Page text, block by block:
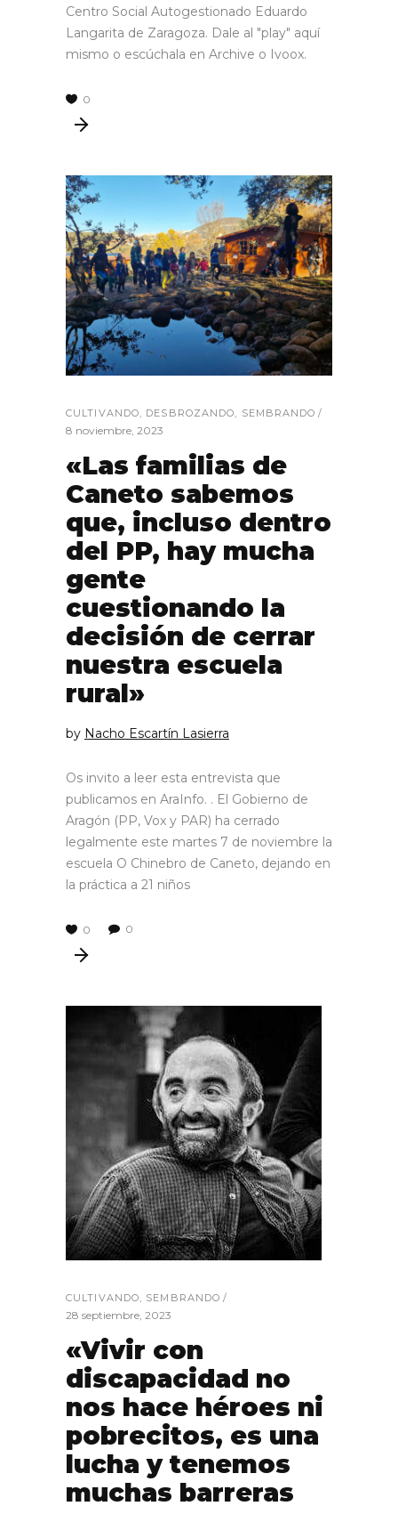
Centro Social Autogestionado Eduardo
Langarita de Zaragoza. Dale al "play" aquí
mismo o escúchala en Archive o Ivoox.
0
CULTIVANDO, DESBROZANDO, SEMBRANDO
8 noviembre, 2023
«Las familias de
Caneto sabemos
que, incluso dentro
del PP, hay mucha
gente
cuestionando la
decisión de cerrar
nuestra escuela
rural»
by Nacho Escartín Lasierra
Os invito a leer esta entrevista que
publicamos en AraInfo. . El Gobierno de
Aragón (PP, Vox y PAR) ha cerrado
legalmente este martes 7 de noviembre la
escuela O Chinebro de Caneto, dejando en
la práctica a 21 niños
0 0
CULTIVANDO, SEMBRANDO
28 septiembre, 2023
«Vivir con
discapacidad no
nos hace héroes ni
pobrecitos, es una
lucha y tenemos
muchas barreras